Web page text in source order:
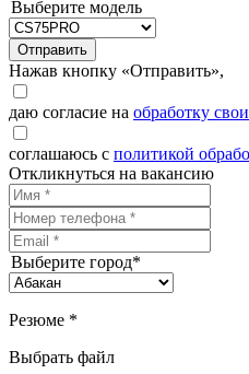
Выберите модель
Отправить
Нажав кнопку «Отправить»,
даю согласие на обработку
соглашаюсь с политикой
Откликнуться на вакансию
Выберите город*
Резюме *
Выбрать файл